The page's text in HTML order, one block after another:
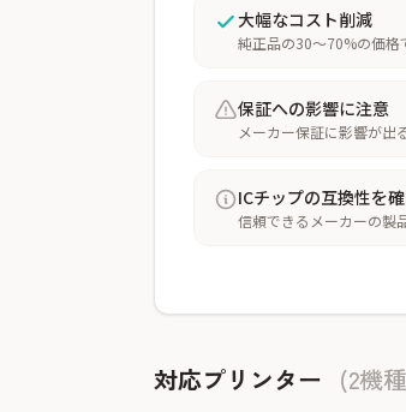
大幅なコスト削減
純正品の30〜70%の価格
保証への影響に注意
メーカー保証に影響が出
ICチップの互換性を
信頼できるメーカーの製
対応プリンター (2機